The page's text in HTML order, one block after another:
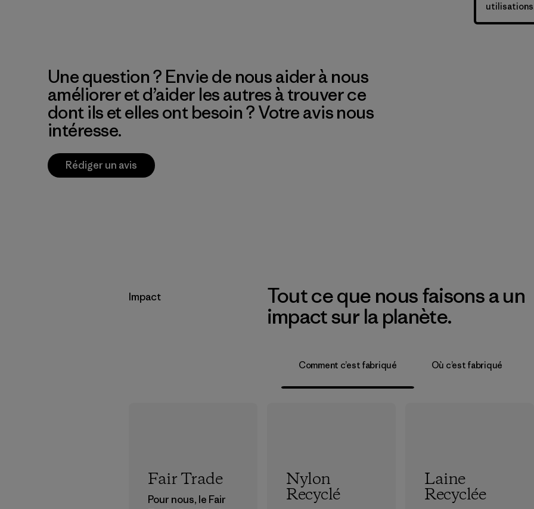
Une question ? Envie de nous aider à nous
améliorer et d’aider les autres à trouver ce
dont ils et elles ont besoin ? Votre avis nous
intéresse.
Rédiger un avis
Impact
Tout ce que nous faisons a un
impact sur la planète.
Comment c’est fabriqué Où c’est fabriqué
Fair Trade
Pour nous, le Fair
Nylon
Recyclé
Laine
Recyclée